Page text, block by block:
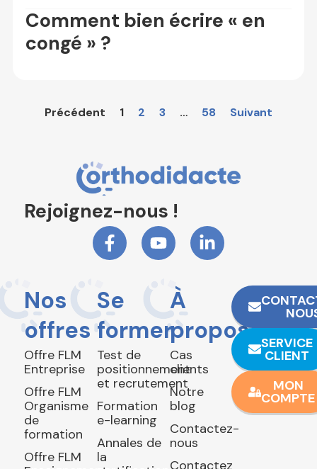
Comment bien écrire « en
congé » ?
Précédent 1 2 3 … 58 Suivant
Rejoignez-nous !
Nos
offres
Offre FLM
Entreprise
Offre FLM
Organisme
de
formation
Offre FLM
Se
former
Test de
positionnement
et recrutement
Formation
e-learning
Annales de
la
À
propos
Cas
clients
Notre
blog
Contactez-
nous
SERVICE
CLIENT
MON
COMPTE